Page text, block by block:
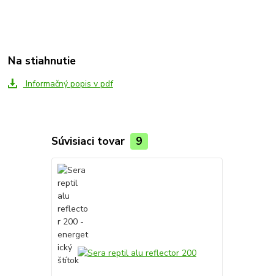
Na stiahnutie
Informačný popis v pdf
Súvisiaci tovar 9